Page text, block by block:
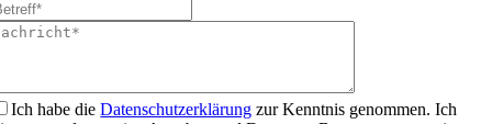
Ich habe dieDatenschutzerklärung zur Kenntnis genommen. Ich